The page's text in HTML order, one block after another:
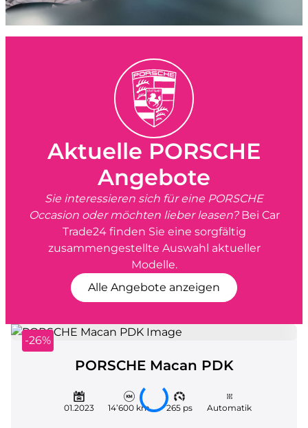
Aktuelle PORSCHE
Angebote
Sie interessieren sich für eine PORSCHE
Occasion oder möchten lieber leasen?Bei Car
Trade24 finden Sie eine sorgfältig
zusammengestellte Auswahl aktueller
Modelle.
Alle Angebote anzeigen
-26%
PORSCHE Macan PDK
01.2023 14’600 km 265 ps Automatik